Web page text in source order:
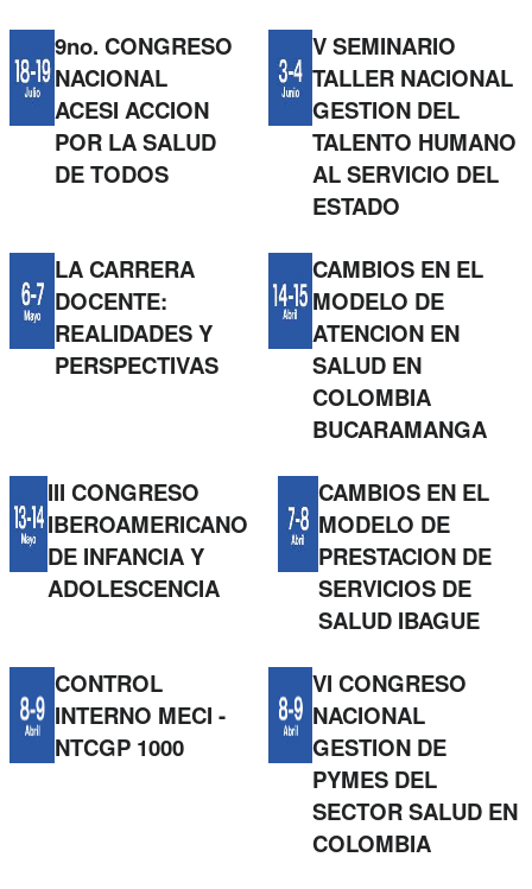
9no. CONGRESO
NACIONAL
ACESI ACCION
POR LA SALUD
DE TODOS
V SEMINARIO
TALLER NACIONAL
GESTION DEL
TALENTO HUMANO
AL SERVICIO DEL
ESTADO
LA CARRERA
DOCENTE:
REALIDADES Y
PERSPECTIVAS
CAMBIOS EN EL
MODELO DE
ATENCION EN
SALUD EN
COLOMBIA
BUCARAMANGA
III CONGRESO
IBEROAMERICANO
DE INFANCIA Y
ADOLESCENCIA
CAMBIOS EN EL
MODELO DE
PRESTACION DE
SERVICIOS DE
SALUD IBAGUE
CONTROL
INTERNO MECI -
NTCGP 1000
VI CONGRESO
NACIONAL
GESTION DE
PYMES DEL
SECTOR SALUD EN
COLOMBIA